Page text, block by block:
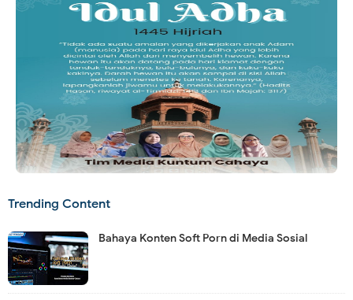
Trending Content
Bahaya Konten Soft Porn di Media Sosial